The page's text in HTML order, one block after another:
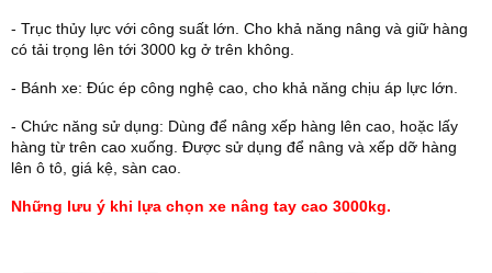
- Trục thủy lực với công suất lớn. Cho khả năng nâng và giữ hàng
có tải trọng lên tới 3000 kg ở trên không.
- Bánh xe: Đúc ép công nghệ cao, cho khả năng chịu áp lực lớn.
- Chức năng sử dụng: Dùng để nâng xếp hàng lên cao, hoặc lấy
hàng từ trên cao xuống. Được sử dụng để nâng và xếp dỡ hàng
lên ô tô, giá kệ, sàn cao.
Những lưu ý khi lựa chọn xe nâng tay cao 3000kg.